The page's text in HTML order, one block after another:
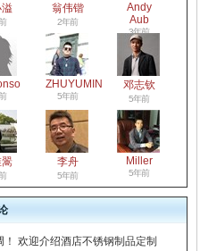
翁伟锴
2年前
Andy
Aub
3年前
ZHUYUMIN
5年前
邓志钦
5年前
李舟
5年前
Miller
5年前
！ 欢迎介绍酒店不锈钢制品定制